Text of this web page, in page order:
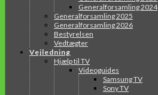
Generalforsamling 2024
Generalforsamling 2025
Generalforsamling 2026
Bestyrelsen
Vedtægter
Vejledning
Hjælp til TV
Videoguides
Samsung TV
Sony TV